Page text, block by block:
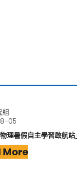
組
05
理暑假自主學習啟航
More